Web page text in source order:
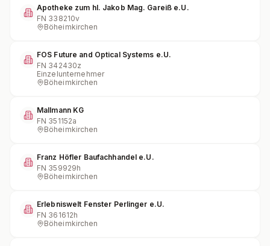
Apotheke zum hl. Jakob Mag. Gareiß e.U.
FN 338210v
Böheimkirchen
FOS Future and Optical Systems e.U.
FN 342430z
Einzelunternehmer
Böheimkirchen
Mallmann KG
FN 351152a
Böheimkirchen
Franz Höfler Baufachhandel e.U.
FN 359929h
Böheimkirchen
Erlebniswelt Fenster Perlinger e.U.
FN 361612h
Böheimkirchen